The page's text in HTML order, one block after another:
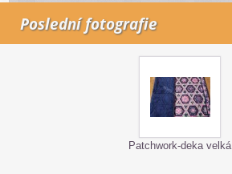
Poslední fotografie
Patchwork-deka velká